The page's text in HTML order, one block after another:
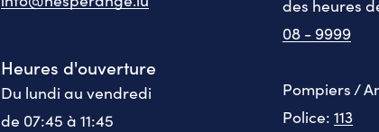
Heures d'ouverture
Du lundi au vendredi
de 07:45 à 11:45
des heures
08 - 9999
Pompiers /
Police: 113